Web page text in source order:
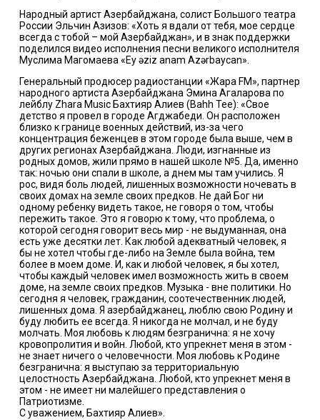
Народный артист Азербайджана, солист Большого театра
России Эльчин Азизов: «Хоть я вдали от тебя, мое сердце
всегда с тобой – мой Азербайджан», и в знак поддержки
поделился видео исполнения песни великого исполнителя
Муслима Магомаева «Ey əziz anam Azərbaycan».
Генеральный продюсер радиостанции «Жара FM», партнер
народного артиста Азербайджана Эмина Агаларова по
лейблу Zhara Music Бахтияр Алиев (Bahh Tee): «Свое
детство я провел в городе Агджабеди. Он расположен
близко к границе военных действий, из-за чего
концентрация беженцев в этом городе была выше, чем в
других регионах Азербайджана. Люди, изгнанные из
родных домов, жили прямо в нашей школе №5. Да, именно
так: ночью они спали в школе, а днем мы там учились. Я
рос, видя боль людей, лишенных возможности ночевать в
своих домах на земле своих предков. Не дай Бог ни
одному ребенку видеть такое, не говоря о том, чтобы
пережить такое. Это я говорю к тому, что проблема, о
которой сегодня говорит весь мир - не выдуманная, она
есть уже десятки лет. Как любой адекватный человек, я
бы не хотел чтобы где-либо на Земле была война, тем
более в моем доме. И, как и любой человек, я бы хотел,
чтобы каждый человек имел возможность жить в своем
доме, на земле своих предков. Музыка - вне политики. Но
сегодня я человек, гражданин, соотечественник людей,
лишенных дома. Я азербайджанец, люблю свою Родину и
буду любить ее всегда. Я никогда не молчал, и не буду
молчать. Моя любовь к людям безгранична: я не хочу
кровопролития и войн. Любой, кто упрекнет меня в этом -
не знает ничего о человечности. Моя любовь к Родине
безгранична: я выступаю за территориальную
целостность Азербайджана. Любой, кто упрекнет меня в
этом - не имеет ни малейшего представления о
Патриотизме.
С уважением, Бахтияр Алиев».